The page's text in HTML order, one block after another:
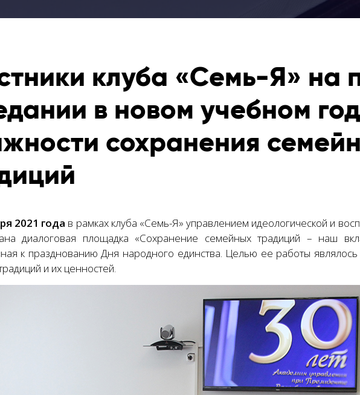
клуба «Семь-Я» на
в новом учебном
сохранения
2021 года в рамках клуба «Семь-Я» управлением идеологической и
диалоговая площадка «Сохранение семейных традиций – наш
к празднованию Дня народного единства. Целью ее работы
и их ценностей.